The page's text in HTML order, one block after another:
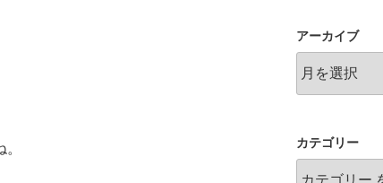
アーカイブ
カテゴリー